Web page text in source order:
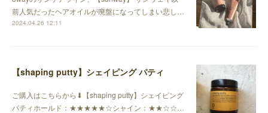
前人気だったヘアオイルが廃盤になってしまい悲し…
2024.04.26 12:11
【shaping putty】シェイピング パティ
ご購入はこちらから⬇︎【shaping putty】シェイピング
パティホールド：★★★★★☆シャイン：★★☆☆…